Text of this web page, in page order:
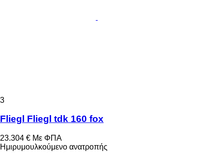
3
Fliegl Fliegl tdk 160 fox
23.304 € Με ΦΠΑ
Ημιρυμουλκούμενο ανατροπής